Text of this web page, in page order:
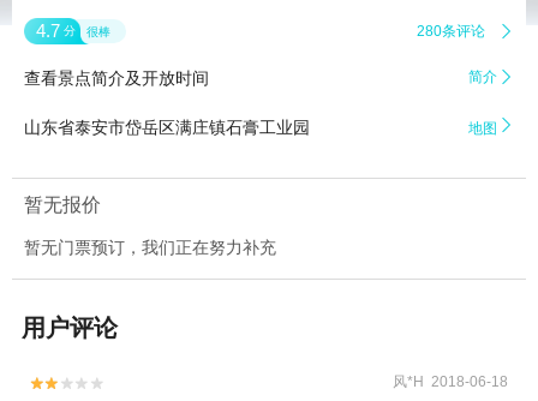
4.7 分 很棒 280条评论 
查看景点简介及开放时间 简介 
山东省泰安市岱岳区满庄镇石膏工业园 地图 
暂无报价
暂无门票预订，我们正在努力补充
用户评论

 风*H 2018-06-18